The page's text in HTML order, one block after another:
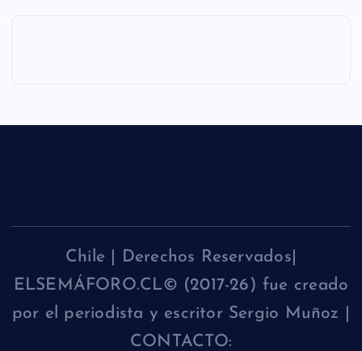
Chile | Derechos Reservados|
ELSEMÁFORO.CL© (2017-26) fue creado
por el periodista y escritor Sergio Muñoz |
CONTACTO: